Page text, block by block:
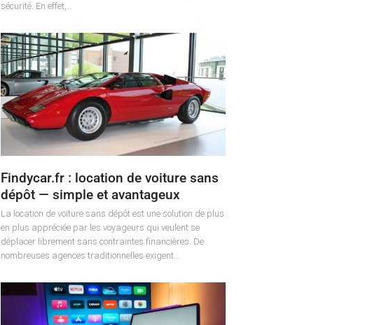
sécurité. En effet,…
Findycar.fr : location de voiture sans
dépôt — simple et avantageux
La location de voiture sans dépôt est une solution de plus
en plus appréciée par les voyageurs qui veulent se
déplacer librement sans contraintes financières. De
nombreuses agences traditionnelles exigent…